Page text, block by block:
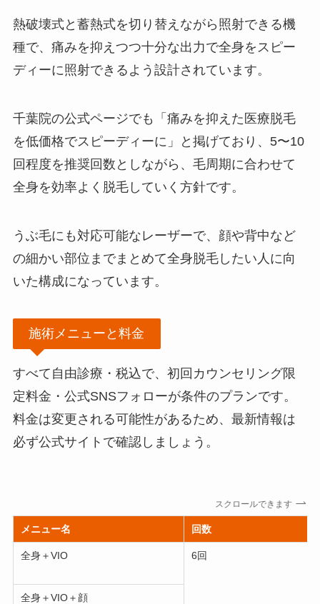
熱破壊式と蓄熱式を切り替えながら照射できる機
種で、痛みを抑えつつ十分な出力で全身をスピー
ディーに照射できるよう設計されています。
千葉院の公式ページでも「痛みを抑えた医療脱毛
を低価格でスピーディーに」と掲げており、5〜10
回程度を推奨回数としながら、毛周期に合わせて
全身を効率よく脱毛していく方針です。
うぶ毛にも対応可能なレーザーで、顔や背中など
の細かい部位までまとめて全身脱毛したい人に向
いた構成になっています。
施術メニューと料金
すべて自由診療・税込で、初回カウンセリング限
定料金・公式SNSフォローが条件のプランです。
料金は変更される可能性があるため、最新情報は
必ず公式サイトで確認しましょう。
スクロールできます
メニュー名 回数
全身＋VIO 6回
全身＋VIO＋顔